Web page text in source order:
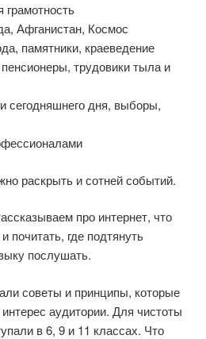
грамотность
Афганистан, Космос
памятники, краеведение
трудовики тыла и
сегодняшнего дня, выборы,
раскрыть и сотней событий.
про интернет, что
почитать, где подтянуть
послушать.
советы и принципы, которые
аудитории. Для чистоты
в 6, 9 и 11 классах. Что